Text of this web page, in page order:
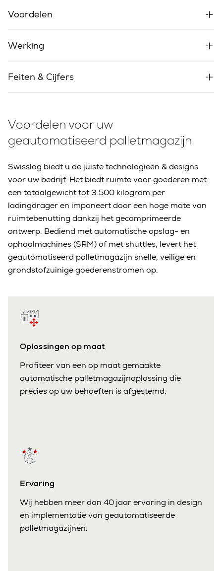
Voordelen
Werking
Feiten & Cijfers
Voordelen voor uw
geautomatiseerd palletmagazijn
Swisslog biedt u de juiste technologieën & designs
voor uw bedrijf. Het biedt ruimte voor goederen met
een totaalgewicht tot 3.500 kilogram per
ladingdrager en imponeert door een hoge mate van
ruimtebenutting dankzij het gecomprimeerde
ontwerp. Bediend met automatische opslag- en
ophaalmachines (SRM) of met shuttles, levert het
geautomatiseerd palletmagazijn snelle, veilige en
grondstofzuinige goederenstromen op.
Oplossingen op maat
Profiteer van een op maat gemaakte
automatische palletmagazijnoplossing die
precies op uw behoeften is afgestemd.
Ervaring
Wij hebben meer dan 40 jaar ervaring in design
en implementatie van geautomatiseerde
palletmagazijnen.